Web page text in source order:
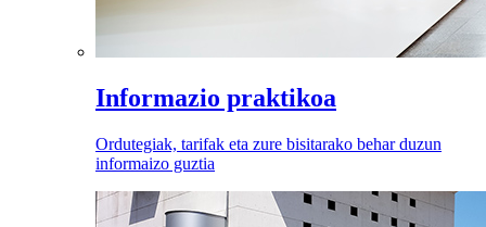
Informazio praktikoa
Ordutegiak, tarifak eta zure bisitarako behar duzun
informaizo guztia